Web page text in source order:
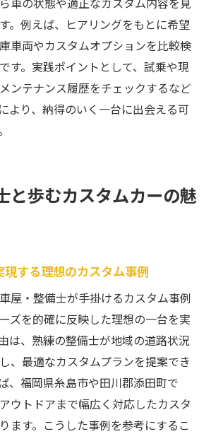
備士が勧めるショップ比較のポイ
備士が語る理想のコンプリートカ
イフを叶える車屋・整備士の選び
備士が語るアフターケアの重要性
士がおすすめする相談手順
士が守る快適カーライフの秘訣
。例えば、ヒアリングをもとに希望
車両やカスタムオプションを比較検
す。実践ポイントとして、試乗や現
ンテナンス履歴をチェックするなど
より、納得のいく一台に出会える可
と歩むカスタムカーの魅
する理想のカスタム事例
屋・整備士が手掛けるカスタム事例
ズを的確に反映した理想の一台を実
は、熟練の整備士が地域の道路状況
、最適なカスタムプランを提案でき
、福岡県糸島市や田川郡添田町で
ウトドアまで幅広く対応したカスタ
ます。こうした事例を参考にするこ